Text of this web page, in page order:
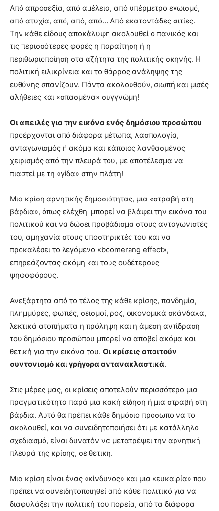
Από απροσεξία, από αμέλεια, από υπέρμετρο εγωισμό,
από ατυχία, από, από, από… Από εκατοντάδες αιτίες.
Την κάθε είδους αποκάλυψη ακολουθεί ο πανικός και
τις περισσότερες φορές η παραίτηση ή η
περιθωριοποίηση στα αζήτητα της πολιτικής σκηνής. Η
πολιτική ειλικρίνεια και το θάρρος ανάληψης της
ευθύνης σπανίζουν. Πάντα ακολουθούν, σιωπή και μισές
αλήθειες και «σπασμένα» συγγνώμη!
Οι απειλές για την εικόνα ενός δημόσιου προσώπου
προέρχονται από διάφορα μέτωπα, λασπολογία,
ανταγωνισμός ή ακόμα και κάποιος λανθασμένος
χειρισμός από την πλευρά του, με αποτέλεσμα να
πιαστεί με τη «γίδα» στην πλάτη!
Μια κρίση αρνητικής δημοσιότητας, μια «στραβή στη
βάρδια», όπως ελέχθη, μπορεί να βλάψει την εικόνα του
πολιτικού και να δώσει προβάδισμα στους ανταγωνιστές
του, αμηχανία στους υποστηρικτές του και να
προκαλέσει το λεγόμενο «boomerang effect»,
επηρεάζοντας ακόμη και τους ουδέτερους
ψηφοφόρους.
Ανεξάρτητα από το τέλος της κάθε κρίσης, πανδημία,
πλημμύρες, φωτιές, σεισμοί, ροζ, οικονομικά σκάνδαλα,
λεκτικά ατοπήματα η πρόληψη και η άμεση αντίδραση
του δημόσιου προσώπου μπορεί να αποβεί ακόμα και
θετική για την εικόνα του. Οι κρίσεις απαιτούν
συντονισμό και γρήγορα αντανακλαστικά.
Στις μέρες μας, οι κρίσεις αποτελούν περισσότερο μια
πραγματικότητα παρά μια κακή είδηση ή μια στραβή στη
βάρδια. Αυτό θα πρέπει κάθε δημόσιο πρόσωπο να το
ακολουθεί, και να συνειδητοποιήσει ότι με κατάλληλο
σχεδιασμό, είναι δυνατόν να μετατρέψει την αρνητική
πλευρά της κρίσης, σε θετική.
Μια κρίση είναι ένας «κίνδυνος» και μια «ευκαιρία» που
πρέπει να συνειδητοποιηθεί από κάθε πολιτικό για να
διαφυλάξει την πολιτική του πορεία, από τα διάφορα